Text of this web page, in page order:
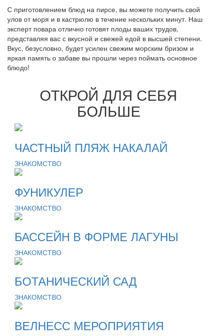
С приготовлением блюд на пирсе, вы можете получить свой
улов от моря и в кастрюлю в течение нескольких минут. Наш
эксперт повара отлично готовят плоды ваших трудов,
представляя вас с вкусной и свежей едой в высшей степени.
Вкус, безусловно, будет усилен свежим морским бризом и
яркая память о забаве вы прошли через поймать основное
блюдо!
ОТКРОЙ ДЛЯ СЕБЯ
БОЛЬШЕ
ЧАСТНЫЙ ПЛЯЖ НАКАЛАЙ
ЗНАКОМСТВО
ФУНИКУЛЕР
ЗНАКОМСТВО
БАССЕЙН В ФОРМЕ ЛАГУНЫ
ЗНАКОМСТВО
БОТАНИЧЕСКИЙ САД
ЗНАКОМСТВО
ВЕЛНЕСС МЕРОПРИЯТИЯ